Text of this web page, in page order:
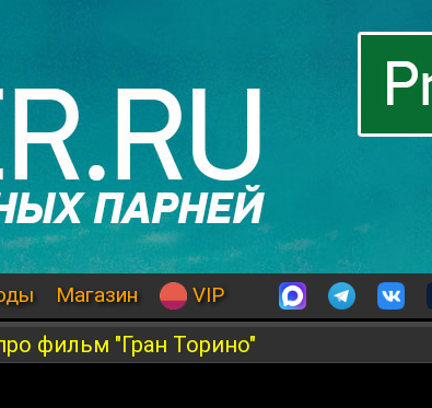
Магазин VIP
фильм "Гран Торино"